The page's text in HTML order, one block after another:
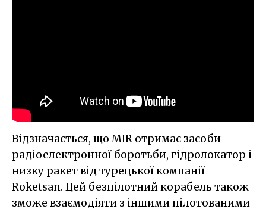
Відзначається, що MIR отримає засоби
радіоелектронної боротьби, гідролокатор і
низку ракет від турецької компанії
Roketsan. Цей безпілотний корабель також
зможе взаємодіяти з іншими пілотованими